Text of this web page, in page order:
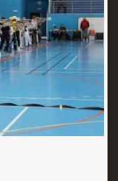
Aktualizováno: 22. 7. 2026|